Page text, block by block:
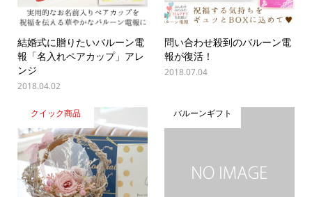
結婚式に贈りたいバルーン電
報「名入れペアカップ」アレ
ンジ
2018.04.02
問い合わせ殺到のバルーン電
報が復活！
2018.07.04
クイック商品 バルーンギフト